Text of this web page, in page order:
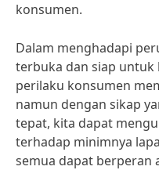
konsumen.
Dalam menghadapi
terbuka dan siap untuk
perilaku konsumen
namun dengan sikap
tepat, kita dapat
terhadap minimnya
semua dapat berperan